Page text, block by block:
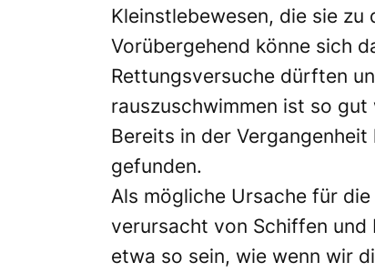
Kleinstlebewesen, die sie
Vorübergehend könne sich
Rettungsversuche dürften
rauszuschwimmen ist so
Bereits in der
gefunden.
Als mögliche Ursache für
verursacht von Schiffen und
etwa so sein, wie wenn wir